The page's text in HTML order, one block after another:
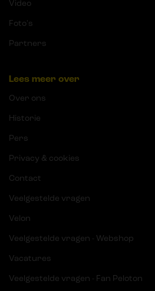
Video
Foto's
Partners
Lees meer over
Over ons
Historie
Pers
Privacy & cookies
Contact
Veelgestelde vragen
Velon
Veelgestelde vragen - Webshop
Vacatures
Veelgestelde vragen - Fan Peloton